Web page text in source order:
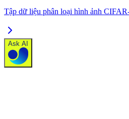
Tập dữ liệu phân loại hình ảnh
Ask AI